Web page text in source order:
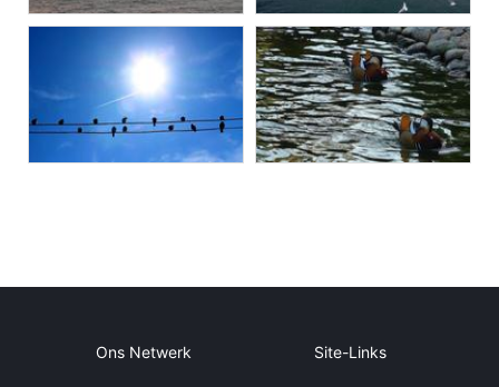
Ons Netwerk Site-Links